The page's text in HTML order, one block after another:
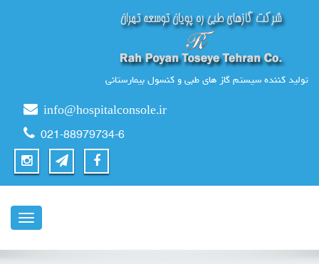
تولید کننده سیستم گاز های طبی و کنسول بیمارستانی
info@hospitalconsole.ir
021-88979734-6
ناوبری